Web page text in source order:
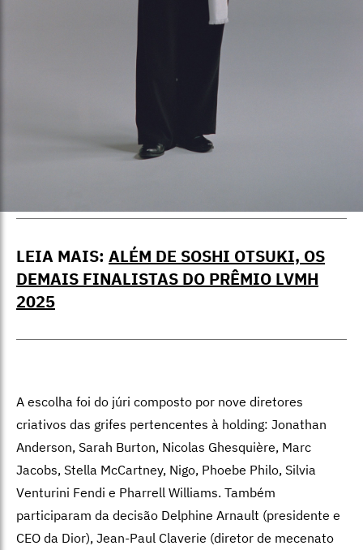
LEIA MAIS: ALÉM DE SOSHI OTSUKI, OS
DEMAIS FINALISTAS DO PRÊMIO LVMH
2025
A escolha foi do júri composto por nove diretores
criativos das grifes pertencentes à holding: Jonathan
Anderson, Sarah Burton, Nicolas Ghesquière, Marc
Jacobs, Stella McCartney, Nigo, Phoebe Philo, Silvia
Venturini Fendi e Pharrell Williams. Também
participaram da decisão Delphine Arnault (presidente e
CEO da Dior), Jean-Paul Claverie (diretor de mecenato